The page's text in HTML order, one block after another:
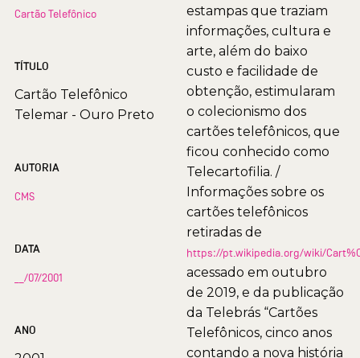
Cartão Telefônico
TÍTULO
Cartão Telefônico
Telemar - Ouro Preto
AUTORIA
CMS
DATA
__/07/2001
ANO
estampas que traziam
informações, cultura e
arte, além do baixo
custo e facilidade de
obtenção, estimularam
o colecionismo dos
cartões telefônicos, que
ficou conhecido como
Telecartofilia. /
Informações sobre os
cartões telefônicos
retiradas de
https://pt.wikipedia.org/wiki/
acessado em outubro
de 2019, e da publicação
da Telebrás “Cartões
Telefônicos, cinco anos
contando a nova história